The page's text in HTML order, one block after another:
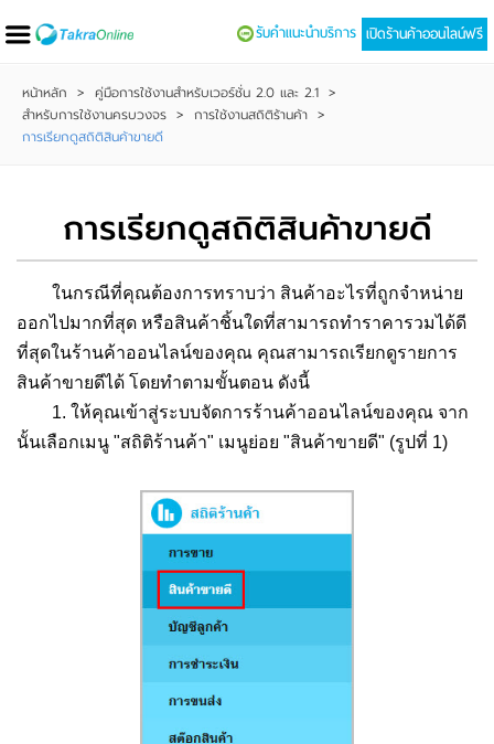
เปิดร้านค้าออนไลน์ฟรี
รับคำแนะนำบริการ
หน้าหลัก > คู่มือการใช้งานสำหรับเวอร์ชั่น 2.0 และ 2.1 >
สำหรับการใช้งานครบวงจร > การใช้งานสถิติร้านค้า >
การเรียกดูสถิติสินค้าขายดี
การเรียกดูสถิติสินค้าขายดี
ในกรณีที่คุณต้องการทราบว่า สินค้าอะไรที่ถูกจำหน่าย
ออกไปมากที่สุด หรือสินค้าชิ้นใดที่สามารถทำราคารวมได้ดี
ที่สุดในร้านค้าออนไลน์ของคุณ คุณสามารถเรียกดูรายการ
สินค้าขายดีได้ โดยทำตามขั้นตอน ดังนี้
1. ให้คุณเข้าสู่ระบบจัดการร้านค้าออนไลน์ของคุณ จาก
นั้นเลือกเมนู "สถิติร้านค้า" เมนูย่อย "สินค้าขายดี" (รูปที่ 1)